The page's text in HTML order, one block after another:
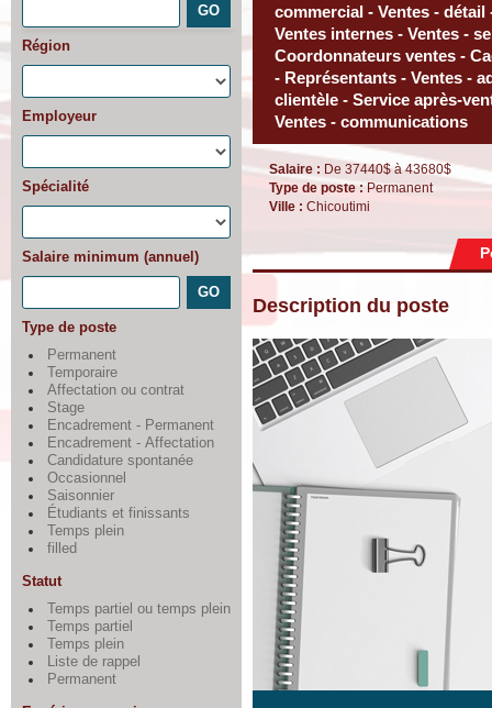
Région
Employeur
Spécialité
Salaire minimum (annuel)
Type de poste
Permanent
Temporaire
Affectation ou contrat
Stage
Encadrement - Permanent
Encadrement - Affectation
Candidature spontanée
Occasionnel
Saisonnier
Étudiants et finissants
Temps plein
filled
Statut
Temps partiel ou temps plein
Temps partiel
Temps plein
Liste de rappel
Permanent
commercial - Ventes -
Ventes internes - Ventes -
Coordonnateurs ventes -
- Représentants - Ventes -
clientèle - Service après-
Ventes - communications
Salaire : De 37440$ à 43680$
Type de poste : Permanent
Ville : Chicoutimi
Description du poste